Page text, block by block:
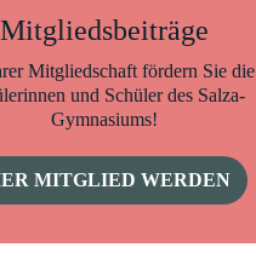
Mitgliedsbeiträge
Mitgliedschaft fördern Sie die
und Schüler des Salza-
Gymnasiums!
MITGLIED WERDEN